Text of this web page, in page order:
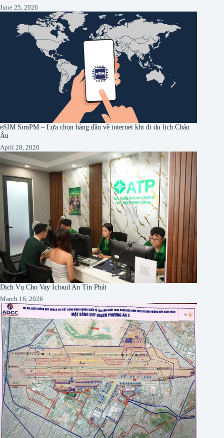
June 25, 2026
eSIM SimPM – Lựa chọn hàng đầu về internet khi đi du lịch Châu
Âu
April 28, 2026
Dịch Vụ Cho Vay Icloud An Tín Phát
March 16, 2026